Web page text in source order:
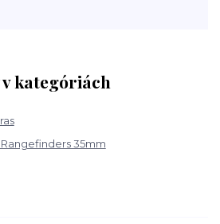
kategóriách
35mm